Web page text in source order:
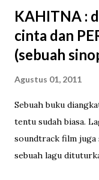
KAHITNA :
cinta dan
(sebuah
Agustus 01, 2011
Sebuah buku
tentu sudah biasa.
soundtrack film juga
sebuah lagu